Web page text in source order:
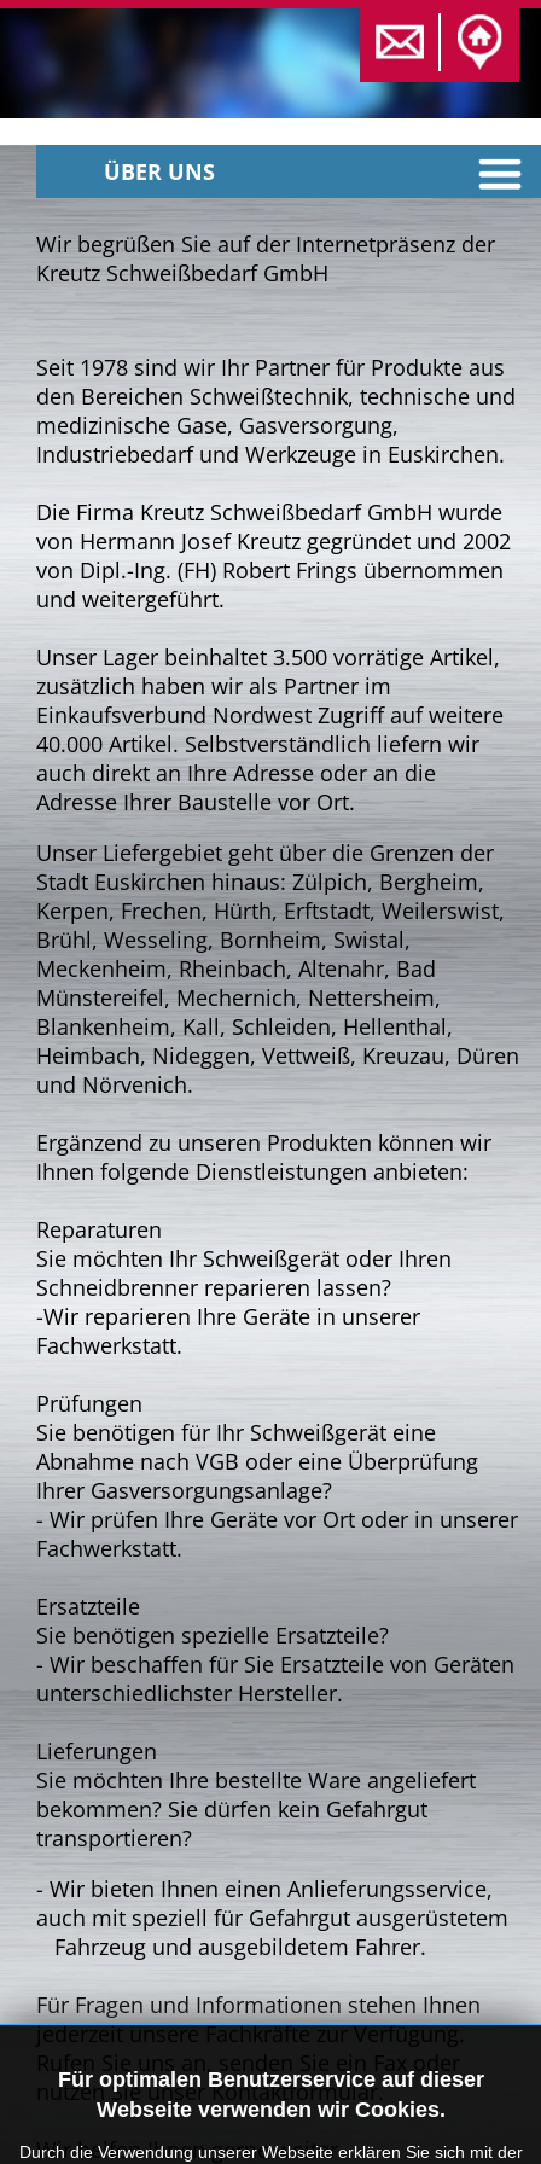
ÜBER UNS
Wir begrüßen Sie auf der Internetpräsenz der
Kreutz Schweißbedarf GmbH
Seit 1978 sind wir Ihr Partner für Produkte aus
den Bereichen Schweißtechnik,technische und
medizinische Gase, Gasversorgung,
Industriebedarf und Werkzeuge in Euskirchen.
Die Firma Kreutz Schweißbedarf GmbH wurde
von Hermann Josef Kreutz gegründet und 2002
von Dipl.-Ing. (FH) Robert Frings übernommen
und weitergeführt.
Unser Lager beinhaltet 3.500 vorrätige Artikel,
zusätzlich haben wir als Partner im
Einkaufsverbund Nordwest Zugriff auf weitere
40.000 Artikel. Selbstverständlich liefern wir
auch direkt an IhreAdresse oder an die
Adresse Ihrer Baustelle vor Ort.
Unser Liefergebiet geht über die Grenzen der
Stadt Euskirchen hinaus: Zülpich, Bergheim,
Kerpen, Frechen, Hürth, Erftstadt, Weilerswist,
Brühl, Wesseling, Bornheim, Swistal,
Meckenheim,Rheinbach, Altenahr, Bad
Münstereifel, Mechernich, Nettersheim,
Blankenheim, Kall, Schleiden,Hellenthal,
Heimbach, Nideggen, Vettweiß, Kreuzau, Düren
und Nörvenich.
Ergänzend zu unseren Produkten können wir
Ihnen folgende Dienstleistungen anbieten:
Reparaturen
Sie möchten Ihr Schweißgerät oder Ihren
Schneidbrenner reparieren lassen?
-Wir reparieren Ihre Geräte in unserer
Fachwerkstatt.
Prüfungen
Sie benötigen für Ihr Schweißgerät eine
Abnahme nach VGB oder eine Überprüfung
Ihrer Gasversorgungsanlage?
- Wir prüfen Ihre Geräte vor Ort oder in unserer
Fachwerkstatt.
Ersatzteile
Sie benötigen spezielle Ersatzteile?
- Wir beschaffen für Sie Ersatzteile von Geräten
unterschiedlichster Hersteller.
Lieferungen
Sie möchten Ihre bestellte Ware angeliefert
bekommen? Sie dürfen kein Gefahrgut
transportieren?
- Wir bieten Ihnen einen Anlieferungsservice,
auch mit speziell für Gefahrgut ausgerüstetem
Fahrzeug und ausgebildetem Fahrer.
Für Fragen und Informationen stehen Ihnen
jederzeit unsere Fachkräfte zur Verfügung.
Rufen Sie uns an, senden Sie ein Fax oder
nutzen Sie unser Kontaktformular.
Wir helfen Ihnen gerne weiter
Für optimalen Benutzerservice auf dieser
Webseite verwenden wir Cookies.
Durch die Verwendung unserer Webseite erklären Sie sich mit der